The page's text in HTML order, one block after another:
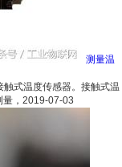
测量温
式温度传感器。接触式温
， 2019-07-03